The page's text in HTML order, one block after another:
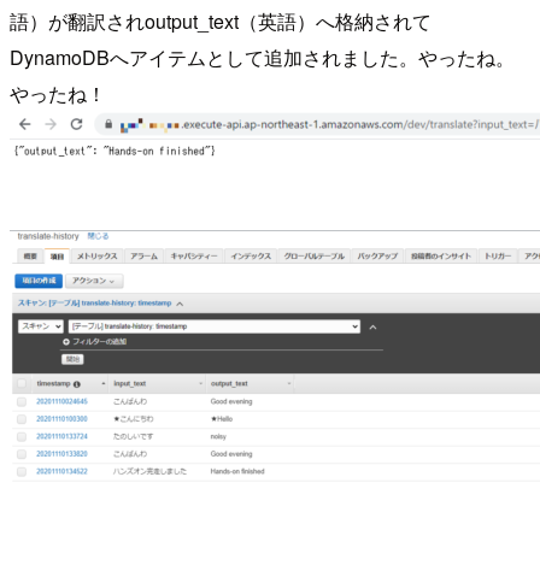
語）が翻訳されoutput_text（英語）へ格納されて
DynamoDBへアイテムとして追加されました。やったね。
やったね！